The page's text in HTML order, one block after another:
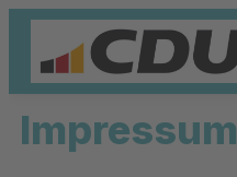
Impressum